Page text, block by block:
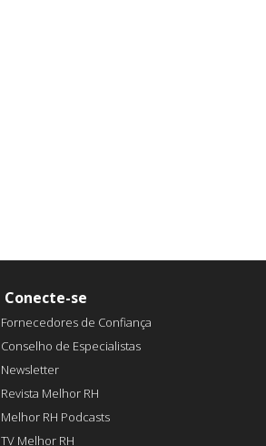
Conecte-se
Fornecedores de Confiança
Conselho de Especialistas
Newsletter
Revista Melhor RH
Melhor RH Podcasts
TV Melhor RH